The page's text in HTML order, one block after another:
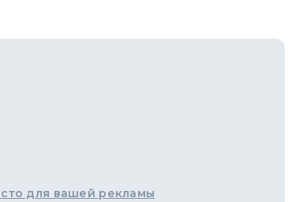
для вашей рекламы